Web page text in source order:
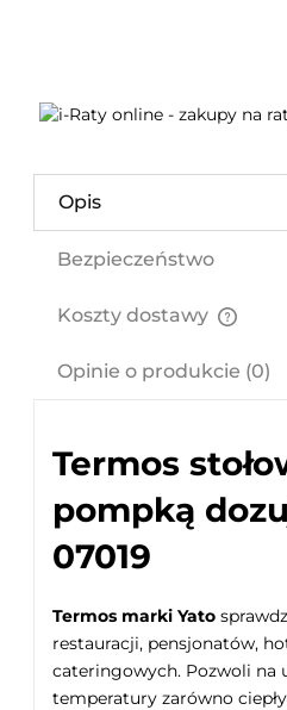
Opis
Bezpieczeństwo
Koszty dostawy
Opinie o produkcie (0)
Termos
pompką
07019
Termos marki Yato
restauracji, pensjonatów,
cateringowych. Pozwoli na
temperatury zarówno